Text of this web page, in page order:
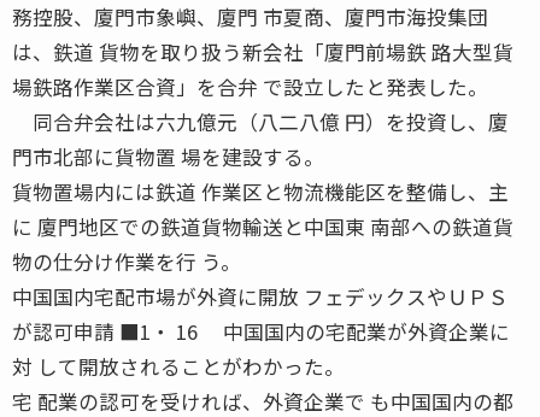
務控股、廈門市象嶼、廈門 市夏商、廈門市海投集団
は、鉄道 貨物を取り扱う新会社「廈門前場鉄 路大型貨
場鉄路作業区合資」を合弁 で設立したと発表した。
同合弁会社は六九億元（八二八億 円）を投資し、廈
門市北部に貨物置 場を建設する。
貨物置場内には鉄道 作業区と物流機能区を整備し、主
に 廈門地区での鉄道貨物輸送と中国東 南部への鉄道貨
物の仕分け作業を行 う。
中国国内宅配市場が外資に開放 フェデックスやＵＰＳ
が認可申請 ■1・ 16 中国国内の宅配業が外資企業に
対 して開放されることがわかった。
宅 配業の認可を受ければ、外資企業で も中国国内の都